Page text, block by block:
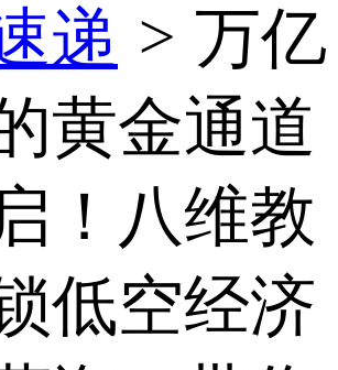
递 > 万亿
黄金通道
！八维教
低空经济